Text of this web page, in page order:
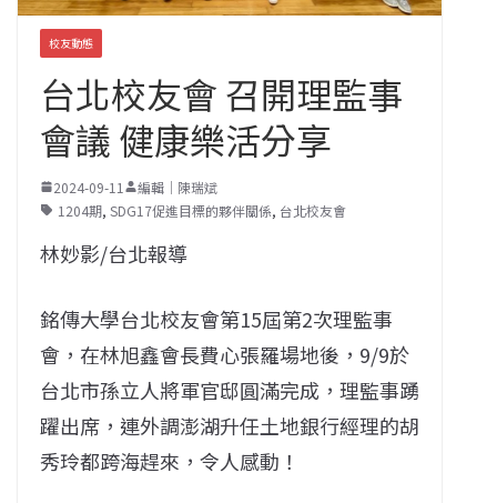
校友動態
台北校友會 召開理監事
會議 健康樂活分享
2024-09-11
編輯｜陳瑞斌
1204期, SDG17促進目標的夥伴關係, 台北校友會
林妙影/台北報導
銘傳大學台北校友會第15屆第2次理監事
會，在林旭鑫會長費心張羅場地後，9/9於
台北市孫立人將軍官邸圓滿完成，理監事踴
躍出席，連外調澎湖升任土地銀行經理的胡
秀玲都跨海趕來，令人感動！